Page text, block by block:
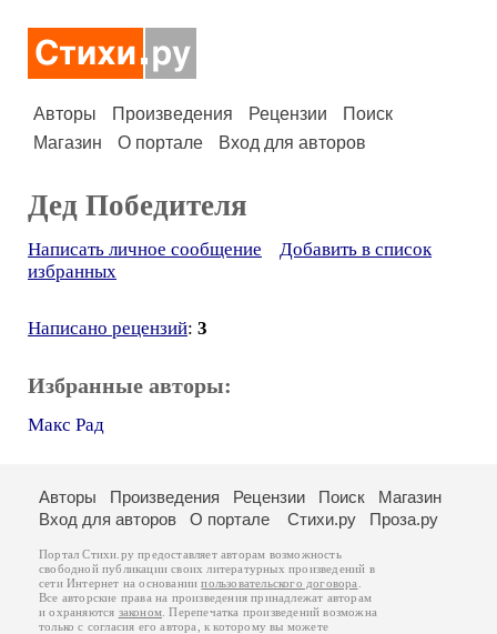
Авторы Произведения Рецензии
Поиск
Магазин
О портале Вход для авторов
Дед Победителя
Написать личное сообщение
Добавить в список
избранных
Написано рецензий: 3
Избранные авторы:
Макс Рад
Авторы Произведения Рецензии Поиск
Магазин
Вход для авторов
О портале Стихи.ру Проза.ру
Портал Стихи.ру предоставляет авторам возможность
свободной публикации своих литературных произведений в
сети Интернет на основаниипользовательского договора
Все авторские права на произведения принадлежат авторам
и охраняются законом . Перепечатка произведений возможна
только с согласия его автора, к которому вы можете